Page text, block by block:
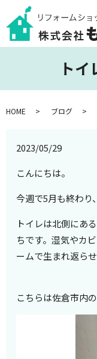
ト
HOME ブログ
2023/05/29
こんにちは。
今週で5月も終わり
トイレは北側にあ
ちです。湿気やカ
ームで生まれ返ら
こちらは佐倉市内